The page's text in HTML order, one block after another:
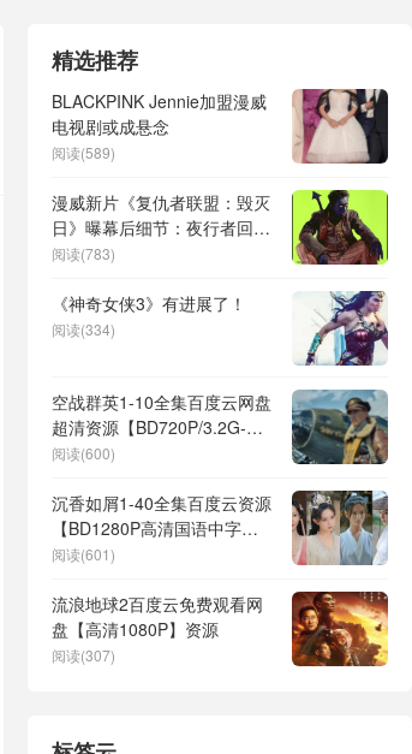
精选推荐
BLACKPINK Jennie加盟漫威
电视剧或成悬念
阅读(589)
漫威新片《复仇者联盟：毁灭
日》曝幕后细节：夜行者回
归，60岁演员亲述特效化妆进
阅读(783)
《神奇女侠3》有进展了！
阅读(334)
空战群英1-10全集百度云网盘
超清资源【BD720P/3.2G-
MKV】阿里网盘
阅读(600)
沉香如屑1-40全集百度云资源
【BD1280P高清国语中字】
云网盘
阅读(601)
流浪地球2百度云免费观看网
盘【高清1080P】资源
阅读(307)